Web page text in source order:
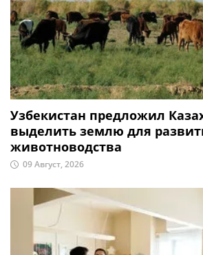
Узбекистан предложил
выделить землю для
животноводства
09 Август, 2026